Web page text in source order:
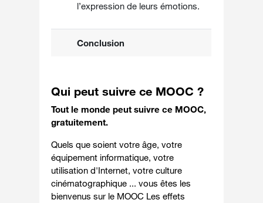
l’expression de leurs émotions.
Conclusion
Qui peut suivre ce MOOC ?
Tout le monde peut suivre ce MOOC,
gratuitement.
Quels que soient votre âge, votre
équipement informatique, votre
utilisation d'Internet, votre culture
cinématographique ... vous êtes les
bienvenus sur le MOOC Les effets